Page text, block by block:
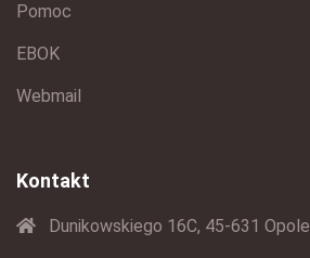
Pomoc
EBOK
Webmail
Kontakt
Dunikowskiego 16C, 45-631 Opole